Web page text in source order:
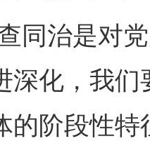
治是对党
深化，我
的阶段性